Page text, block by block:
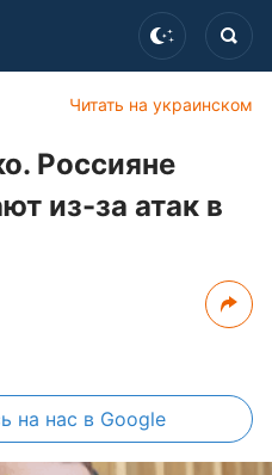
Читать на украинском
Россияне
из-за атак в
на нас в Google